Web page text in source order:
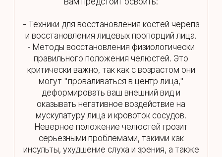
- Техники для восстановления костей черепа
и восстановления лицевых пропорций лица.
- Методы восстановления физиологически
правильного положения челюстей. Это
критически важно, так как с возрастом они
могут "проваливаться в центр лица,"
деформировать ваш внешний вид и
оказывать негативное воздействие на
мускулатуру лица и кровоток сосудов.
Неверное положение челюстей грозит
серьезными проблемами, такими как
инсульты, ухудшение слуха и зрения, а также